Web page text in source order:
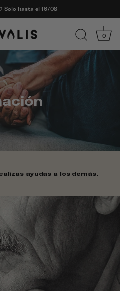
Solo hasta el 16/08
0
ayudas a los demás.